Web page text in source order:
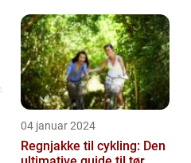
04 januar 2024
Regnjakke til cykling: Den